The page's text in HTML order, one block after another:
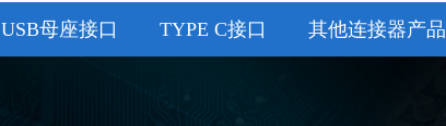
USB母座接口 TYPE C接口 其他连接器产品